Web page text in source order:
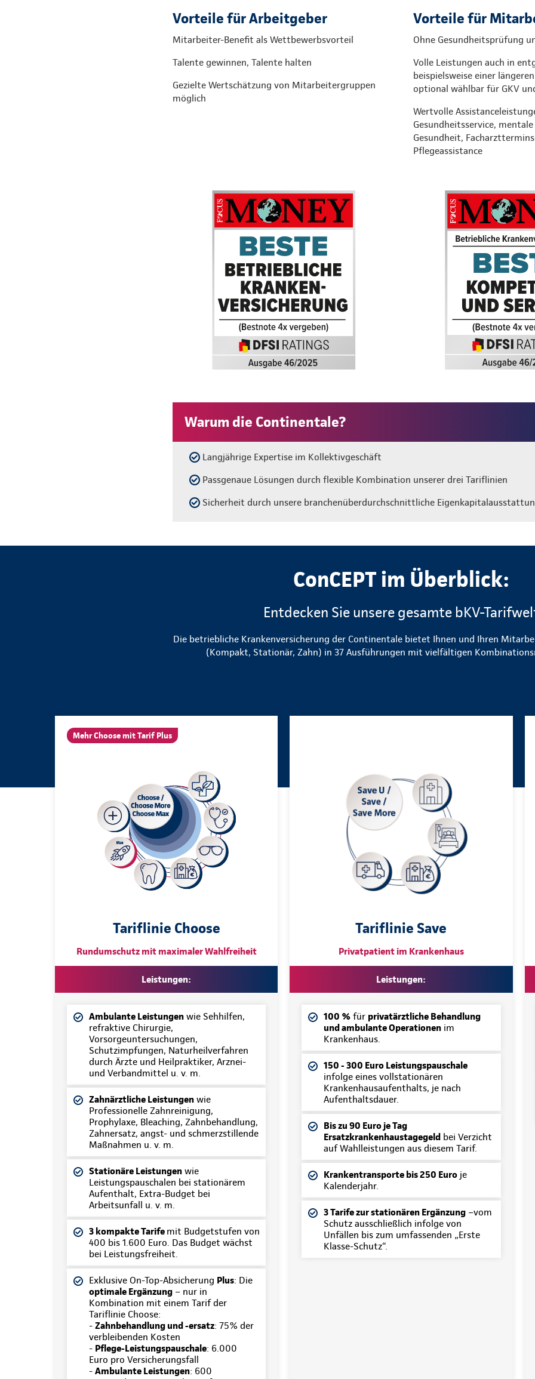
Vorteile für Arbeitgeber
Mitarbeiter-Benefit als Wettbewerbsvorteil
Talente gewinnen, Talente halten
Gezielte Wertschätzung von Mitarbeitergruppen
möglich
Vorteile für
Ohne Gesundheitsprüfung
Volle Leistungen auch in
beispielsweise einer
optional wählbar für GKV
Wertvolle
Gesundheitsservice, mentale
Gesundheit,
Pflegeassistance
Warum die Continentale?
Langjährige Expertise im Kollektivgeschäft
Passgenaue Lösungen durch flexible Kombination unserer drei Tariflinien
Sicherheit durch unsere branchenüberdurchschnittliche
ConCEPT im Überblick:
Entdecken Sie unsere gesamte bKV-
Die betriebliche Krankenversicherung der Continentale bietet Ihnen und Ihren
(Kompakt, Stationär, Zahn) in 37 Ausführungen mit vielfältigen
Mehr Choose mit Tarif Plus
Tariflinie Choose
Rundumschutz mit maximaler Wahlfreiheit
Leistungen:
Ambulante Leistungen wie Sehhilfen,
refraktive Chirurgie,
Vorsorgeuntersuchungen,
Schutzimpfungen, Naturheilverfahren
durch Ärzte und Heilpraktiker, Arznei-
und Verbandmittel u. v. m.
Zahnärztliche Leistungen wie
Professionelle Zahnreinigung,
Prophylaxe, Bleaching, Zahnbehandlung,
Zahnersatz, angst- und schmerzstillende
Maßnahmen u. v. m.
Stationäre Leistungen wie
Leistungspauschalen bei stationärem
Aufenthalt, Extra-Budget bei
Arbeitsunfall u. v. m.
3 kompakte Tarife mit Budgetstufen von
400 bis 1.600 Euro. Das Budget wächst
bei Leistungsfreiheit.
Exklusive On-Top-Absicherung Plus: Die
optimale Ergänzung – nur in
Kombination mit einem Tarif der
Tariflinie Choose:
- Zahnbehandlung und -ersatz: 75% der
verbleibenden Kosten
- Pflege-Leistungspauschale: 6.000
Euro pro Versicherungsfall
- Ambulante Leistungen: 600
Tariflinie Save
Privatpatient im Krankenhaus
Leistungen:
100 % für privatärztliche Behandlung
und ambulante Operationen im
Krankenhaus.
150 - 300 Euro Leistungspauschale
infolge eines vollstationären
Krankenhausaufenthalts, je nach
Aufenthaltsdauer.
Bis zu 90 Euro je Tag
Ersatzkrankenhaustagegeld bei Verzicht
auf Wahlleistungen aus diesem Tarif.
Krankentransporte bis 250 Euro je
Kalenderjahr.
3 Tarife zur stationären Ergänzung –vom
Schutz ausschließlich infolge von
Unfällen bis zum umfassenden „Erste
Klasse-Schutz“.